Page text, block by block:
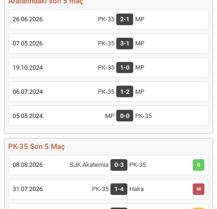
26.06.2026 PK-35 2-1 MP
07.05.2026 PK-35 3-1 MP
19.10.2024 PK-35 1-0 MP
06.07.2024 PK-35 1-2 MP
05.05.2024 MP 0-0 PK-35
PK-35 Son 5 Maç
08.08.2026 SJK Akatemia 0-3 PK-35 G
31.07.2026 PK-35 1-4 Haka M